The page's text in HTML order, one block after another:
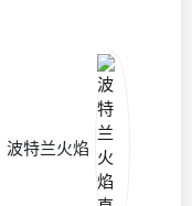
波特兰火焰